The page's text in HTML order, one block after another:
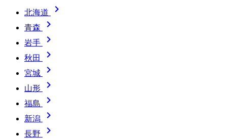
北海道 
青森 
岩手 
秋田 
宮城 
山形 
福島 
新潟 
長野 